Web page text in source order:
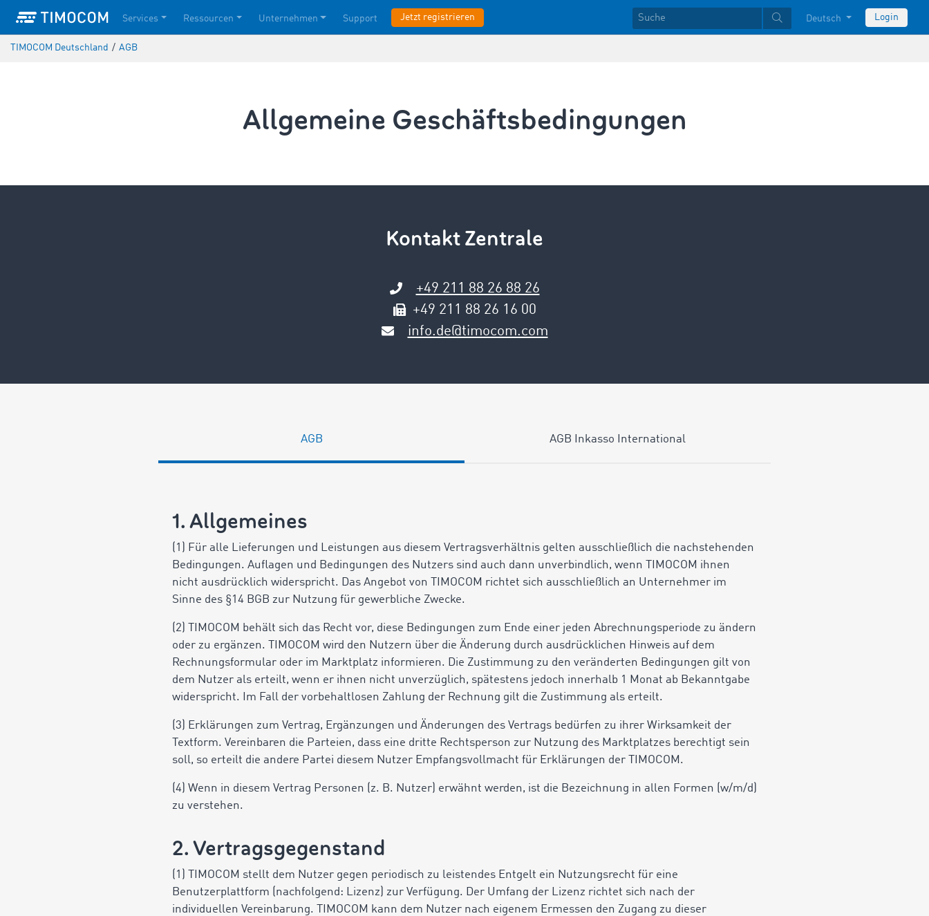
Services Ressourcen Unternehmen Support Jetzt registrieren Deutsch Login
TIMOCOM Deutschland / AGB
Allgemeine Geschäfts­bedingungen
Kontakt Zentrale
+49 211 88 26 88 26
+49 211 88 26 16 00
info.de@timocom.com
AGB AGB Inkasso International
1. Allgemeines
(1) Für alle Lieferungen und Leistungen aus diesem Vertragsverhältnis gelten ausschließlich die nachstehenden
Bedingungen. Auflagen und Bedingungen des Nutzers sind auch dann unverbindlich, wenn TIMOCOM ihnen
nicht ausdrücklich widerspricht. Das Angebot von TIMOCOM richtet sich ausschließlich an Unternehmer im
Sinne des §14 BGB zur Nutzung für gewerbliche Zwecke.
(2) TIMOCOM behält sich das Recht vor, diese Bedingungen zum Ende einer jeden Abrechnungsperiode zu ändern
oder zu ergänzen. TIMOCOM wird den Nutzern über die Änderung durch ausdrücklichen Hinweis auf dem
Rechnungsformular oder im Marktplatz informieren. Die Zustimmung zu den veränderten Bedingungen gilt von
dem Nutzer als erteilt, wenn er ihnen nicht unverzüglich, spätestens jedoch innerhalb 1 Monat ab Bekanntgabe
widerspricht. Im Fall der vorbehaltlosen Zahlung der Rechnung gilt die Zustimmung als erteilt.
(3) Erklärungen zum Vertrag, Ergänzungen und Änderungen des Vertrags bedürfen zu ihrer Wirksamkeit der
Textform. Vereinbaren die Parteien, dass eine dritte Rechtsperson zur Nutzung des Marktplatzes berechtigt sein
soll, so erteilt die andere Partei diesem Nutzer Empfangsvollmacht für Erklärungen der TIMOCOM.
(4) Wenn in diesem Vertrag Personen (z. B. Nutzer) erwähnt werden, ist die Bezeichnung in allen Formen (w/m/d)
zu verstehen.
2. Vertragsgegenstand
(1) TIMOCOM stellt dem Nutzer gegen periodisch zu leistendes Entgelt ein Nutzungsrecht für eine
Benutzerplattform (nachfolgend: Lizenz) zur Verfügung. Der Umfang der Lizenz richtet sich nach der
individuellen Vereinbarung. TIMOCOM kann dem Nutzer nach eigenem Ermessen den Zugang zu dieser